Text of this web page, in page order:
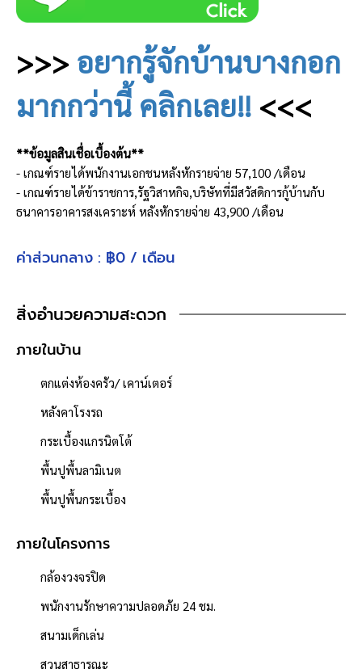
>>> อยากรู้จักบ้านบางกอก
มากกว่านี้ คลิกเลย!! <<<
**ข้อมูลสินเชื่อเบื้องต้น**
- เกณฑ์รายได้พนักงานเอกชนหลังหักรายจ่าย 57,100 /เดือน
- เกณฑ์รายได้ข้าราชการ,รัฐวิสาหกิจ,บริษัทที่มีสวัสดิการกู้บ้านกับ
ธนาคารอาคารสงเคราะห์ หลังหักรายจ่าย 43,900 /เดือน
ทราบผลภายใน 3 วัน)
ห้องนอน : 3 ห้อง
ห้องน้ำ : 2 ห้อง
จำนวนชั้น : 2 ชั้น
เนื้อที่ 54.5 ตารางวา
- พื้นที่ใช้สอย 175 ตารางเมตร
- หน้าบ้านหันไปทาง "ทิศใต้"
- น้ำประปา ไฟฟ้าพร้อมเข้าอยู่
- ค่าใช้จ่ายส่วนกลางนิติบุคคล 981 บาท/เดือน
**จุดเด่นโครงการ–สภาพแวดล้อม**
- โครงการตั้งอยู่บนถนนสายหลัก ได้แก่ ถนนราชพฤกษ์
- ถนนโครงการกว้าง 12 เมตร
- สภาพแวดล้อมดี สะอาด มีทะเลสาบ
- มีร้านค้า / ร้านอาหาร / ตลาดสด / ร้านเสริมสวย / ร้านซักรีด /
ค่าส่วนกลาง : ฿0 / เดือน
สิ่งอำนวยความสะดวก
ภายในบ้าน
ตกแต่งห้องครัว/ เคาน์เตอร์
หลังคาโรงรถ
กระเบื้องแกรนิตโต้
พื้นปูพื้นลามิเนต
พื้นปูพื้นกระเบื้อง
ภายในโครงการ
กล้องวงจรปิด
พนักงานรักษาความปลอดภัย 24 ชม.
สนามเด็กเล่น
สวนสาธารณะ